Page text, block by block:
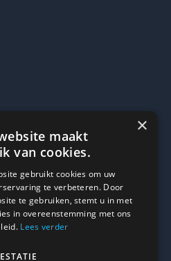
(DAS)
(UEA)
bij de overheid?
cijfers
×
maakt
van cookies.
gebruikt cookies om uw
te verbeteren. Door
te gebruiken, stemt u in met
in overeenstemming met ons
Lees verder